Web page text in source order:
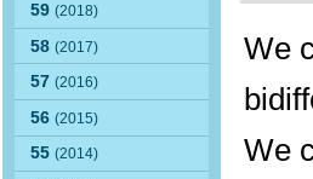
59(2018)
58(2017)
57(2016)
56(2015)
55(2014)
We
We